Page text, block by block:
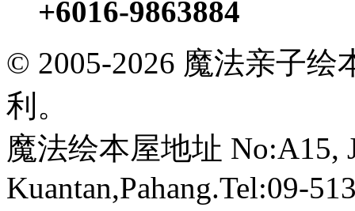
+6016-9863884
© 2005-2026 魔法亲子
利。
魔法绘本屋地址 No:A15,
Kuantan,Pahang.Tel:09-